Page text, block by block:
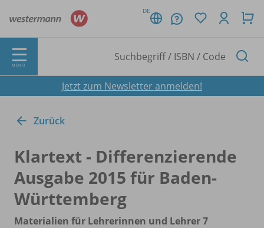
DE
MENÜ
Jetzt zum Newsletter anmelden!
Zurück
Klartext - Differenzierende
Ausgabe 2015 für Baden-
Württemberg
Materialien für Lehrerinnen und Lehrer 7